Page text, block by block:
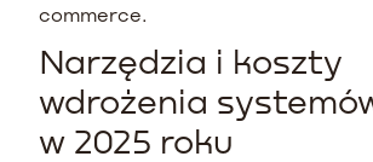
commerce.
Narzędzia i koszty
wdrożenia
w 2025 roku